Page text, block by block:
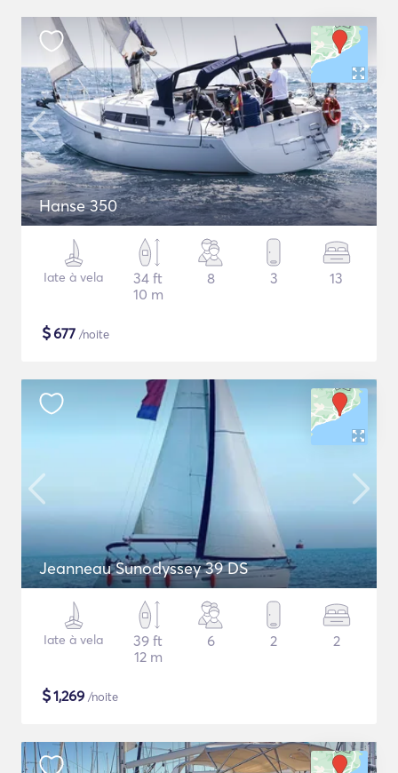
Hanse 350
Iate à vela
34 ft
10 m
8 3 13
$677 /noite
Jeanneau Sunodyssey 39 DS
Iate à vela
39 ft
12 m
6 2 2
$1,269 /noite